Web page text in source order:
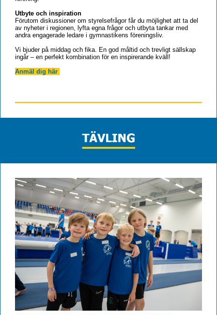
Utbyte och inspiration
Förutom diskussioner om styrelsefrågor får du möjlighet att ta del
av nyheter i regionen, lyfta egna frågor och utbyta tankar med
andra engagerade ledare i gymnastikens föreningsliv.
Vi bjuder på middag och fika. En god måltid och trevligt sällskap
ingår – en perfekt kombination för en inspirerande kväll!
Anmäl dig här